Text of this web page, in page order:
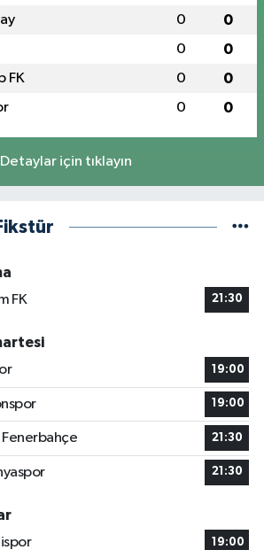
0 0
0 0
FK 0 0
0 0
Detaylar için tıklayın
FK
21:30
19:00
19:00
Fenerbahçe 21:30
21:30
19:00